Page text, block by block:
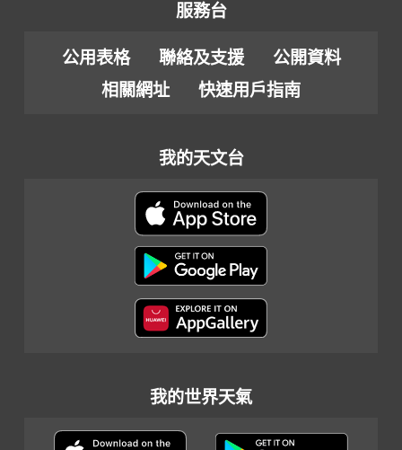
服務台
公用表格 聯絡及支援
公開資料
相關網址
快速用戶指南
我的天文台
我的世界天氣